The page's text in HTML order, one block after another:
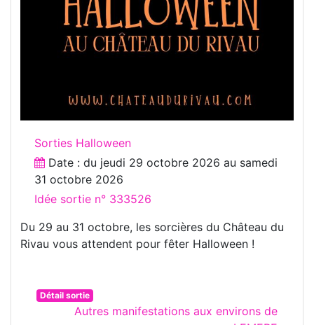
Sorties Halloween
Date : du jeudi 29 octobre 2026 au samedi
31 octobre 2026
Idée sortie n° 333526
Du 29 au 31 octobre, les sorcières du Château du
Rivau vous attendent pour fêter Halloween !
Détail sortie
Autres manifestations aux environs de